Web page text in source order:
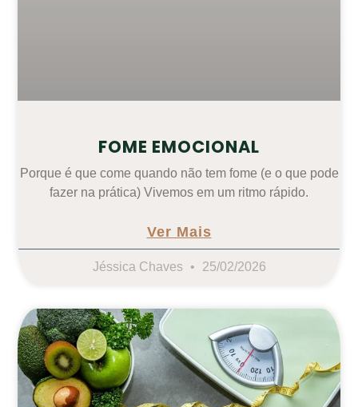
FOME EMOCIONAL
Porque é que come quando não tem fome (e o que pode
fazer na prática) Vivemos em um ritmo rápido.
Ver Mais
Jéssica Chaves 25/02/2026